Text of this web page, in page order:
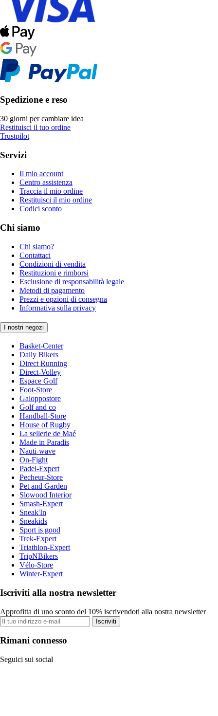
Spedizione e reso
30 giorni per cambiare idea
Restituisci il tuo ordine
Trustpilot
Servizi
Il mio account
Centro assistenza
Traccia il mio ordine
Restituisci il mio ordine
Codici sconto
Chi siamo
Chi siamo?
Contattaci
Condizioni di vendita
Restituzioni e rimborsi
Esclusione di responsabilità legale
Metodi di pagamento
Prezzi e opzioni di consegna
Informativa sulla privacy
I nostri negozi
Basket-Center
Daily Bikers
Direct Running
Direct-Volley
Espace Golf
Foot-Store
Galoppostore
Golf and co
Handball-Store
House of Rugby
La sellerie de Maé
Made in Paradis
Nauti-wave
On-Fight
Padel-Expert
Pecheur-Store
Pet and Garden
Slowood Interior
Smash-Expert
Sneak'In
Sneakids
Sport is good
Trek-Expert
Triathlon-Expert
TripNBikers
Vélo-Store
Winter-Expert
Iscriviti alla nostra newsletter
Approfitta di uno sconto del 10% iscrivendoti alla nostra newsletter
Iscriviti
Rimani connesso
Seguici sui social